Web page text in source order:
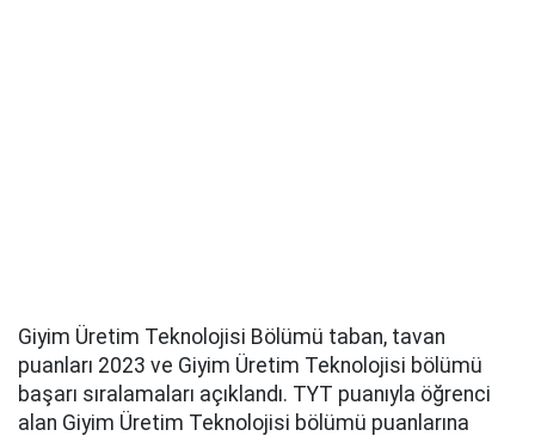
Giyim Üretim Teknolojisi Bölümü taban, tavan
puanları 2023 ve Giyim Üretim Teknolojisi bölümü
başarı sıralamaları açıklandı. TYT puanıyla öğrenci
alan Giyim Üretim Teknolojisi bölümü puanlarına